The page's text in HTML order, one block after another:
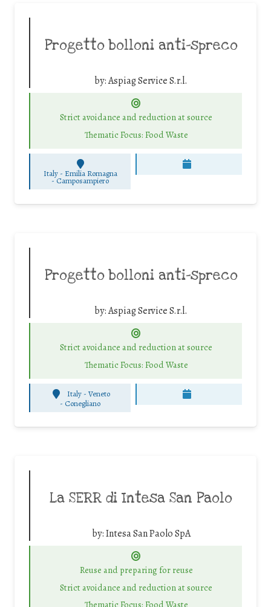
Progetto bolloni anti-spreco
by:Aspiag Service S.r.l.
Strict avoidance and reduction at source
Thematic Focus: Food Waste
Italy - Emilia Romagna
-Camposampiero
Progetto bolloni anti-spreco
by:Aspiag Service S.r.l.
Strict avoidance and reduction at source
Thematic Focus: Food Waste
Italy - Veneto
- Conegliano
La SERR di Intesa San Paolo
by:Intesa San Paolo SpA
Reuse and preparing for reuse
Strict avoidance and reduction at source